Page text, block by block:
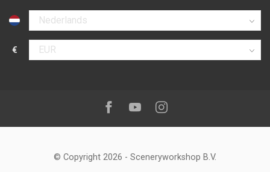
Selecteer taal
€
Selecteer valuta
Volg ons op:Facebook
YoutubeInstagram
© Copyright 2026 - Sceneryworkshop B.V.